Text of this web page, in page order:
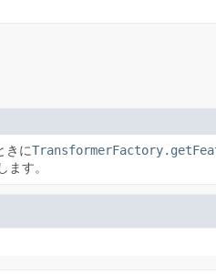
きに
す。